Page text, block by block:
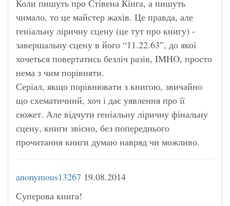
Коли пишуть про Стівена Кінга, а пишуть
чимало, то це майстер жахів. Це правда, але
геніальну ліричну сцену (це тут про книгу) -
завершальну сцену в його “11.22.63”, до якої
хочеться повертатись безліч разів, IMHO, просто
нема з чим порівняти.
Серіал, якщо порівнювати з книгою, звичайно
що схематичний, хоч і дає уявлення про її
сюжет. Але відчути геніальну ліричну фінальну
сцену, книги звісно, без попереднього
прочитання книги думаю навряд чи можливо.
anonymous13267 19.08.2014
Суперова книга!